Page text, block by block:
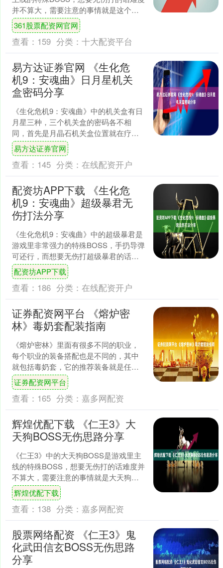
并不算大，需要注意的事情就是这个家
伙具有弹反技强行中断我方攻势，所以
在输出一套后闪避....
361股票配资网官网
查看： 159 分类： 十大配资平台
易方达证券官网 《生化危
机9：安魂曲》日月星机关
盒密码分享
《生化危机9：安魂曲》中的机关盒有日
月星三种，三个机关盒的密码各不相
同，首先是月晶石机关盒位置就在疗养
院的理事长室，密码是月亮-太阳-星星-
月亮，然后是日晶石，....
易方达证券官网
查看： 145 分类： 在线配资开户
配资坊APP下载 《生化危
机9：安魂曲》超级暴君无
伤打法分享
《生化危机9：安魂曲》中的超级暴君是
游戏里非常强力的特殊BOSS，手扔导弹
可还行，而想要无伤打超级暴君的话可
以先准备武器，推荐使用的武器就是神
射手A1半自动步枪....
配资坊APP下载
查看： 186 分类： 在线配资开户
证券配资网平台 《熔炉密
林》毒奶套配装指南
《熔炉密林》里面有很多不同的职业，
每个职业的装备搭配也是不同的，其中
就包括毒奶套，它的推荐装备就是任意
瓜豆武器(治愈宝石，重抽宝石，治愈宝
石)，窝螺丝克头盔，咕....
证券配资网平台
查看： 165 分类： 嘉多网配资
辉煌优配下载 《仁王3》大
天狗BOSS无伤思路分享
《仁王3》中的大天狗BOSS是游戏里主
线的特殊BOSS，想要无伤打的话难度并
不算大，需要注意的事情就是大天狗的
反击时点有些说法，无伤不能贸然出
击，二连转起手可能....
辉煌优配下载
查看： 138 分类： 嘉多网配资
股票网络配资 《仁王3》鬼
化武田信玄BOSS无伤思路
分享